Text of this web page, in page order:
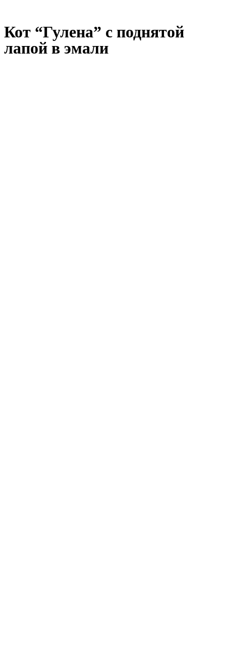
Кот “Гулена” с поднятой
лапой в эмали